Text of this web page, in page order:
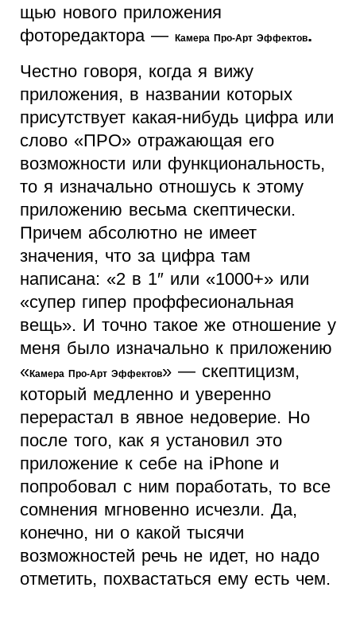
щью нового приложения
фоторедактора —
Камера Про-Арт Эффектов.
Честно говоря, когда я вижу
приложения, в названии которых
присутствует какая-нибудь цифра или
слово «ПРО» отражающая его
возможности или функциональность,
то я изначально отношусь к этому
приложению весьма скептически.
Причем абсолютно не имеет
значения, что за цифра там
написана: «2 в 1″ или «1000+» или
«супер гипер проффесиональная
вещь». И точно такое же отношение у
меня было изначально к приложению
«Камера Про-Арт Эффектов» — скептицизм,
который медленно и уверенно
перерастал в явное недоверие. Но
после того, как я установил это
приложение к себе на iPhone и
попробовал с ним поработать, то все
сомнения мгновенно исчезли. Да,
конечно, ни о какой тысячи
возможностей речь не идет, но надо
отметить, похвастаться ему есть чем.